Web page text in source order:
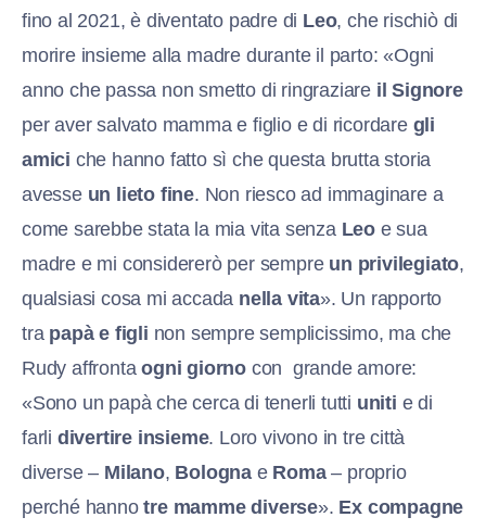
fino al 2021, è diventato padre di Leo, che rischiò di
morire insieme alla madre durante il parto: «Ogni
anno che passa non smetto di ringraziare il Signore
per aver salvato mamma e figlio e di ricordare gli
amici che hanno fatto sì che questa brutta storia
avesse un lieto fine. Non riesco ad immaginare a
come sarebbe stata la mia vita senza Leo e sua
madre e mi considererò per sempre un privilegiato,
qualsiasi cosa mi accada nella vita». Un rapporto
tra papà e figli non sempre semplicissimo, ma che
Rudy affrontaogni giorno con grande amore:
«Sono un papà che cerca di tenerli tutti uniti e di
farli divertire insieme. Loro vivono in tre città
diverse – Milano, Bologna e Roma– proprio
perché hannotre mamme diverse». Ex compagne